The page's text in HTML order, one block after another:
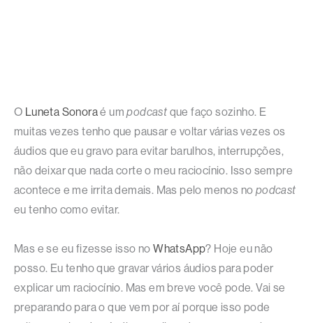
O Luneta Sonoraé umpodcast que faço sozinho. E
muitas vezes tenho que pausar e voltar várias vezes os
áudios que eu gravo para evitar barulhos, interrupções,
não deixar que nada corte o meu raciocínio. Isso sempre
acontece e me irrita demais. Mas pelo menos no podcast
eu tenho como evitar.
Mas e se eu fizesse isso noWhatsApp? Hoje eu não
posso. Eu tenho que gravar vários áudios para poder
explicar um raciocínio. Mas em breve você pode. Vai se
preparando para o que vem por aí porque isso pode